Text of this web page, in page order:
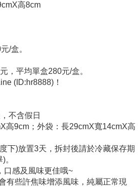
高8cm
/盒。
，平均單盒280元/盒。
(ID:hr8888)！
不含假日
高9cm；外袋：長29cmX寬14cmX高
下)放置3天，拆封後請於冷藏保存期
。
口感及風味更佳哦~
有些許焦味增添風味，純屬正常現